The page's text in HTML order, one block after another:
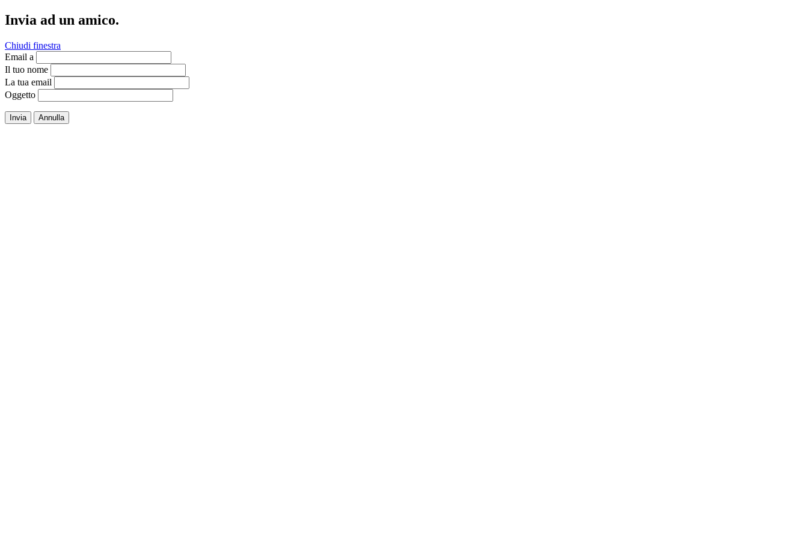
Invia ad un amico.
Chiudi finestra
Email a
Il tuo nome
La tua email
Oggetto
Invia Annulla